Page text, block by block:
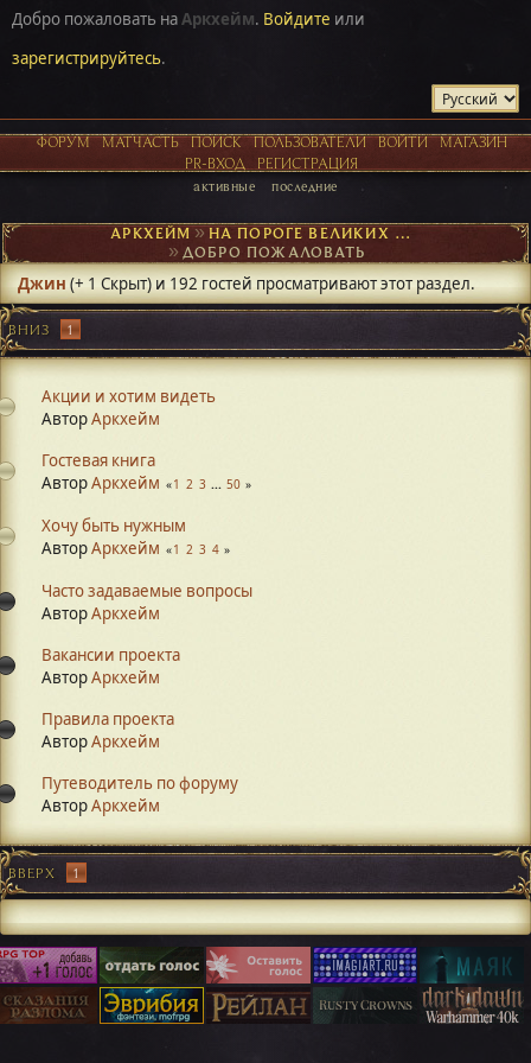
Добро пожаловать наАркхейм. Войдите или
зарегистрируйтесь.
ФОРУМ МАТЧАСТЬ ПОИСК ПОЛЬЗОВАТЕЛИ ВОЙТИ
МАГАЗИН
PR-ВХОД
РЕГИСТРАЦИЯ
активные последние
АРКХЕЙМ► НА ПОРОГЕ ВЕЛИКИХ ОТКРЫТИЙ
►ДОБРО ПОЖАЛОВАТЬ
Джин (+ 1 Скрыт) и 192 гостей просматривают этот раздел.
ВНИЗ 1
Акции и хотим видеть
АвторАркхейм
Гостевая книга
АвторАркхейм 1 2 3 ... 50
Хочу быть нужным
АвторАркхейм 1 2 3 4
Часто задаваемые вопросы
АвторАркхейм
Вакансии проекта
АвторАркхейм
Правила проекта
АвторАркхейм
Путеводитель по форуму
АвторАркхейм
ВВЕРХ 1